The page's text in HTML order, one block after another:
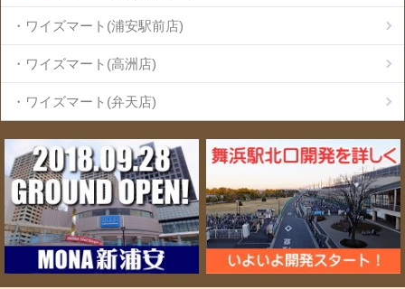
・ワイズマート(浦安駅前店)
・ワイズマート(高洲店)
・ワイズマート(弁天店)